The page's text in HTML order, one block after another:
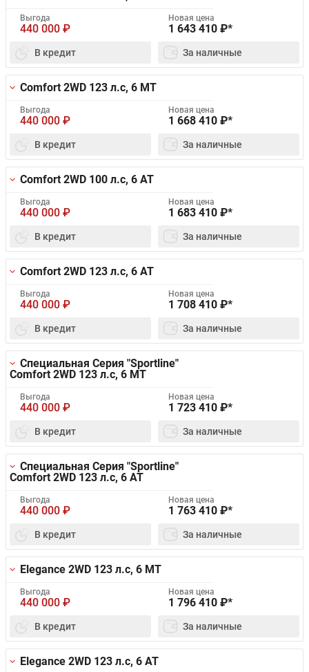
Выгода
440 000 ₽
Новая цена
1 643 410 ₽*
В кредит За наличные
Comfort 2WD 123 л.с, 6 MT
Выгода
440 000 ₽
Новая цена
1 668 410 ₽*
В кредит За наличные
Comfort 2WD 100 л.с, 6 AT
Выгода
440 000 ₽
Новая цена
1 683 410 ₽*
В кредит За наличные
Comfort 2WD 123 л.с, 6 AT
Выгода
440 000 ₽
Новая цена
1 708 410 ₽*
В кредит За наличные
Специальная Серия "Sportline"
Comfort 2WD 123 л.с, 6 MT
Выгода
440 000 ₽
Новая цена
1 723 410 ₽*
В кредит За наличные
Специальная Серия "Sportline"
Comfort 2WD 123 л.с, 6 AT
Выгода
440 000 ₽
Новая цена
1 763 410 ₽*
В кредит За наличные
Elegance 2WD 123 л.с, 6 MT
Выгода
440 000 ₽
Новая цена
1 796 410 ₽*
В кредит За наличные
Elegance 2WD 123 л.с, 6 AT